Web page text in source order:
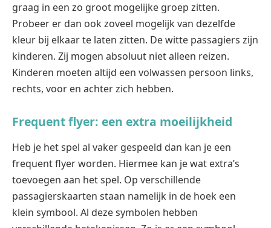
graag in een zo groot mogelijke groep zitten.
Probeer er dan ook zoveel mogelijk van dezelfde
kleur bij elkaar te laten zitten. De witte passagiers zijn
kinderen. Zij mogen absoluut niet alleen reizen.
Kinderen moeten altijd een volwassen persoon links,
rechts, voor en achter zich hebben.
Frequent flyer: een extra moeilijkheid
Heb je het spel al vaker gespeeld dan kan je een
frequent flyer worden. Hiermee kan je wat extra’s
toevoegen aan het spel. Op verschillende
passagierskaarten staan namelijk in de hoek een
klein symbool. Al deze symbolen hebben